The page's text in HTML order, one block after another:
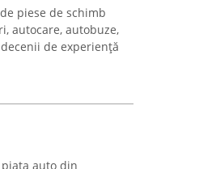
piese de schimb
autocare, autobuze,
de experiență
auto din